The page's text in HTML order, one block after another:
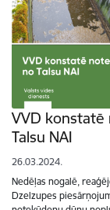
VVD
Talsu NAI
26.03.2024.
Nedēļas nogalē,
Dzelzupes